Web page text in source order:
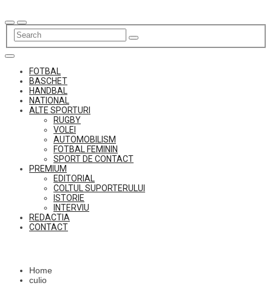
to
content
FOTBAL
BASCHET
HANDBAL
NATIONAL
ALTE SPORTURI
RUGBY
VOLEI
AUTOMOBILISM
FOTBAL FEMININ
SPORT DE CONTACT
PREMIUM
EDITORIAL
COLTUL SUPORTERULUI
ISTORIE
INTERVIU
REDACTIA
CONTACT
Home
culio